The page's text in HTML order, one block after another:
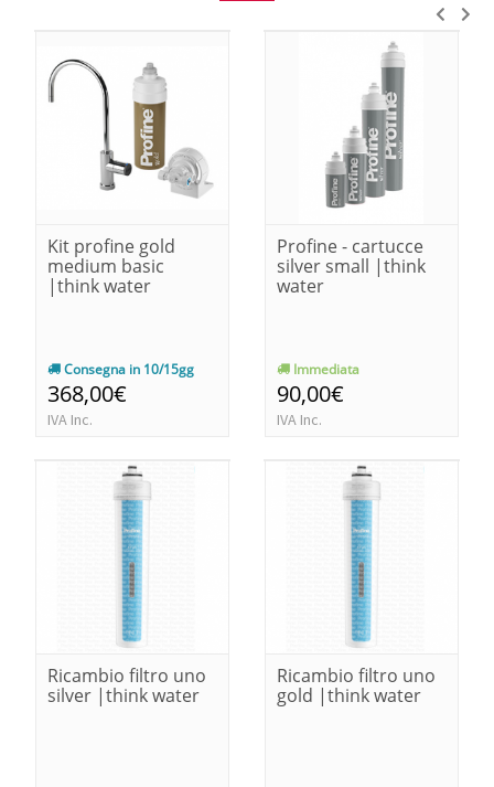
Kit profine gold
medium basic
|think water
Consegna in 10/15gg
368,00€
IVA Inc.
Profine - cartucce
silver small |think
water
Immediata
90,00€
IVA Inc.
Ricambio filtro uno
silver |think water
Ricambio filtro uno
gold |think water